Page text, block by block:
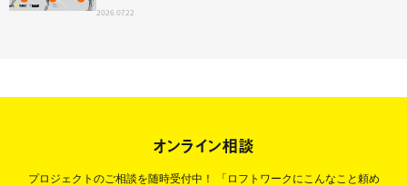
2026.07.22
オンライン相談
プロジェクトのご相談を随時受付中！
「ロフトワークにこんなこと頼め